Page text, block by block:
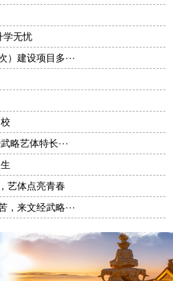
学无忧
建设项目多···
略艺体特长···
艺体点亮青春
，来文经武略···